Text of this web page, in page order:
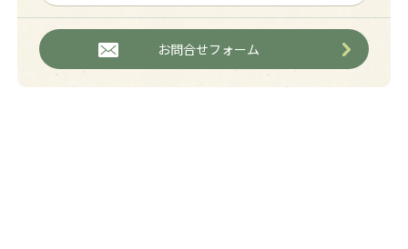
お問合せフォーム